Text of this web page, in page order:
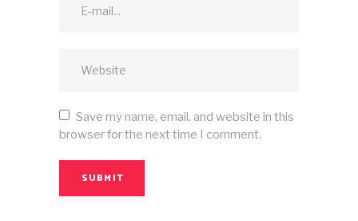
Save my name, email, and website in this
browser for the next time I comment.
SUBMIT